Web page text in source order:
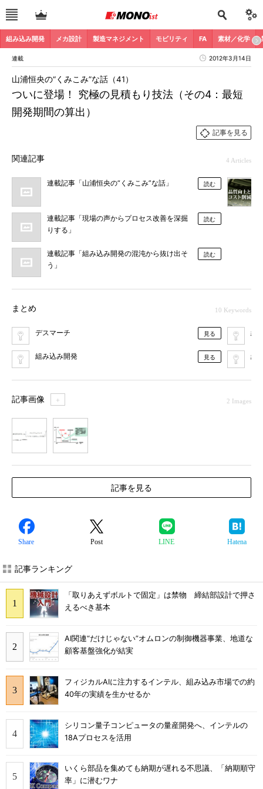
組み込み開発 メカ設計 製造マネジメント モビリティ FA 素材／化学
連載 2012年3月14日
ついに登場！ 究極の見積もり技法（その4：最短
開発期間の算出）
山浦恒央の“くみこみ”な話（41）
記事を見る
関連記事 4 Articles
連載記事「山浦恒央の“くみこみ”な話」 読む
連載記事「現場の声からプロセス改善を深掘
りする」
読む
連載記事「組み込み開発の混沌から抜け出そ
う」
読む
まとめ 10 Keywords
デスマーチ 見る
組み込み開発 見る
組
組
記事画像 ＋ 2 Images
記事を見る
Share Post LINE Hatena
記事ランキング
「取りあえずボルトで固定」は禁物 締結部設計で押さ
えるべき基本
AI関連“だけじゃない”オムロンの制御機器事業、地道な
顧客基盤強化が結実
フィジカルAIに注力するインテル、組み込み市場での約
40年の実績を生かせるか
シリコン量子コンピュータの量産開発へ、インテルの
18Aプロセスを活用
いくら部品を集めても納期が遅れる不思議、「納期順守
率」に潜むワナ